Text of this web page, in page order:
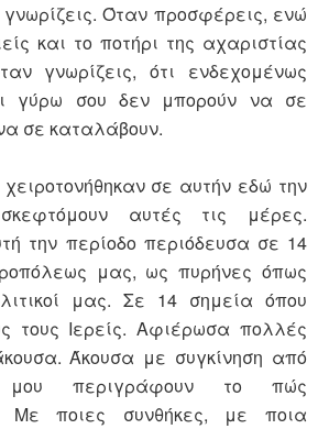
Όταν προσφέρεις, ενώ
και το ποτήρι της αχαριστίας
γνωρίζεις, ότι ενδεχομένως
γύρω σου δεν μπορούν να σε
σε καταλάβουν.
χειροτονήθηκαν σε αυτήν εδώ την
αυτές τις μέρες.
την περίοδο περιόδευσα σε 14
μας, ως πυρήνες όπως
μας. Σε 14 σημεία όπου
τους Ιερείς. Αφιέρωσα πολλές
Άκουσα με συγκίνηση από
περιγράφουν το πώς
Με ποιες συνθήκες, με ποια